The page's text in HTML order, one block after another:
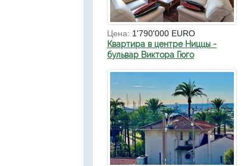
Цена: 1'790'000 EURO
Квартира в центре Ниццы -
бульвар Виктора Гюго